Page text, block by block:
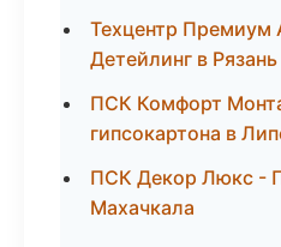
Техцентр Премиум
Детейлинг в Рязань
ПСК Комфорт
гипсокартона в
ПСК Декор Люкс -
Махачкала